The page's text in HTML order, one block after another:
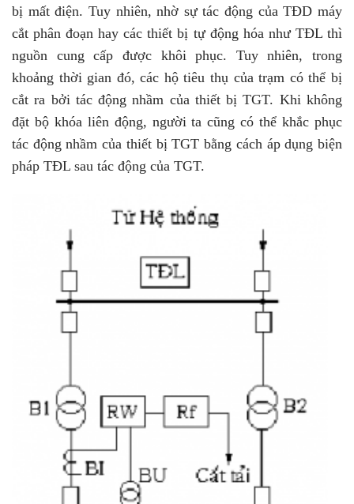
bị mất điện. Tuy nhiên, nhờ sự tác động của TĐD máy
cắt phân đoạn hay các thiết bị tự động hóa như TĐL thì
nguồn cung cấp được khôi phục. Tuy nhiên, trong
khoảng thời gian đó, các hộ tiêu thụ của trạm có thể bị
cắt ra bởi tác động nhầm của thiết bị TGT. Khi không
đặt bộ khóa liên động, người ta cũng có thể khắc phục
tác động nhầm của thiết bị TGT bằng cách áp dụng biện
pháp TĐL sau tác động của TGT.